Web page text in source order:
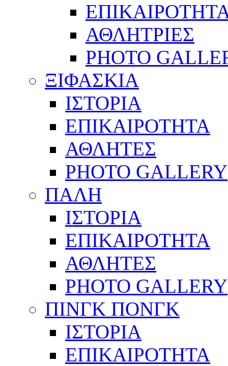
ΑΘΛΗΤΡΙΕΣ
PHOTO
ΞΙΦΑΣΚΙΑ
ΙΣΤΟΡΙΑ
ΕΠΙΚΑΙΡΟΤΗΤΑ
ΑΘΛΗΤΕΣ
PHOTO GALLERY
ΠΑΛΗ
ΙΣΤΟΡΙΑ
ΕΠΙΚΑΙΡΟΤΗΤΑ
ΑΘΛΗΤΕΣ
PHOTO GALLERY
ΠΙΝΓΚ ΠΟΝΓΚ
ΙΣΤΟΡΙΑ
ΕΠΙΚΑΙΡΟΤΗΤΑ